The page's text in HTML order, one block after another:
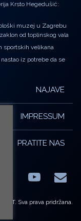
Krsto Hegedušić:
muzej u Zagrebu
od toplinskog vala
sportskih velikana
iz potrebe da se
NAJAVE
IMPRESSUM
PRATITE NAS
E-
Sva prava pridržana.